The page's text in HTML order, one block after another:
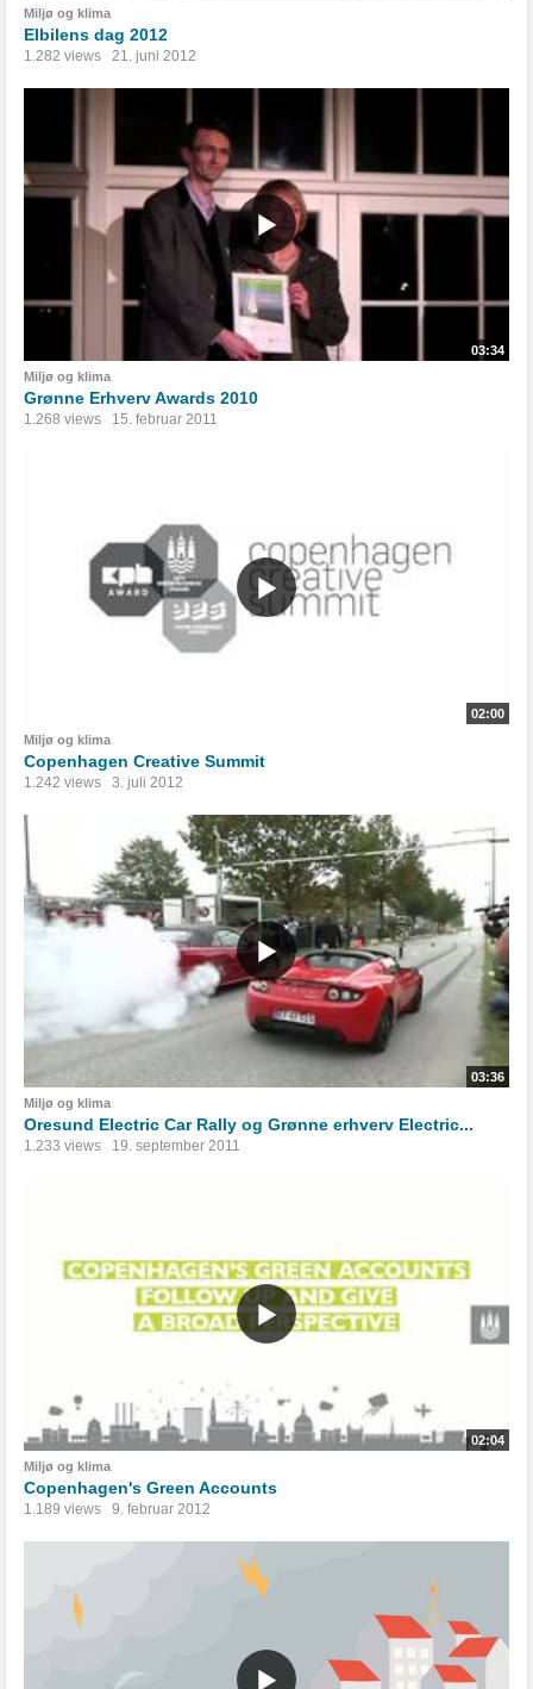
Miljø og klima
Elbilens dag 2012
1.282 views 21. juni 2012
03:34
Miljø og klima
Grønne Erhverv Awards 2010
1.268 views 15. februar 2011
02:00
Miljø og klima
Copenhagen Creative Summit
1.242 views 3. juli 2012
03:36
Miljø og klima
Oresund Electric Car Rally og Grønne erhverv Electric...
1.233 views 19. september 2011
02:04
Miljø og klima
Copenhagen's Green Accounts
1.189 views 9. februar 2012